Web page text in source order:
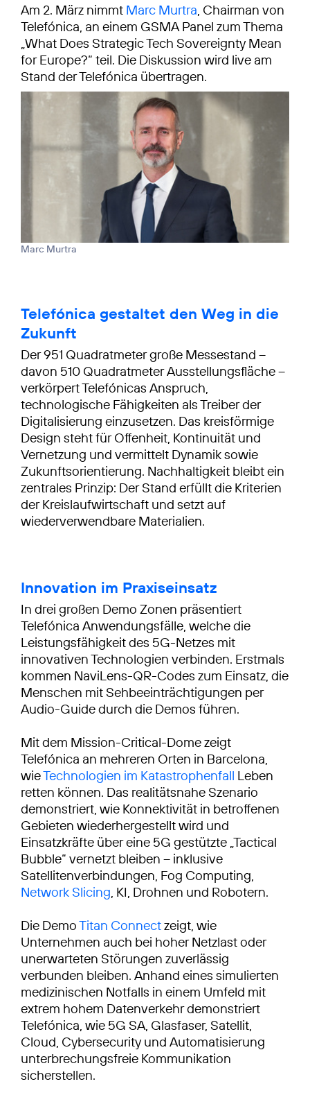
Am 2. März nimmt Marc Murtra , Chairman von
Telefónica, an einem GSMA Panel zum Thema
„What Does Strategic Tech Sovereignty Mean
for Europe?“ teil. Die Diskussion wird live am
Stand der Telefónica übertragen.
Marc Murtra
Telefónica gestaltet den Weg in die
Zukunft
Der 951 Quadratmeter große Messestand –
davon 510 Quadratmeter Ausstellungsfläche –
verkörpert Telefónicas Anspruch,
technologische Fähigkeiten als Treiber der
Digitalisierung einzusetzen. Das kreisförmige
Design steht für Offenheit, Kontinuität und
Vernetzung und vermittelt Dynamik sowie
Zukunftsorientierung. Nachhaltigkeit bleibt ein
zentrales Prinzip: Der Stand erfüllt die Kriterien
der Kreislaufwirtschaft und setzt auf
wiederverwendbare Materialien.
Innovation im Praxiseinsatz
In drei großen Demo Zonen präsentiert
Telefónica Anwendungsfälle, welche die
Leistungsfähigkeit des 5G-Netzes mit
innovativen Technologien verbinden. Erstmals
kommen NaviLens-QR-Codes zum Einsatz, die
Menschen mit Sehbeeinträchtigungen per
Audio-Guide durch die Demos führen.
Mit dem Mission-Critical-Dome zeigt
Telefónica an mehreren Orten in Barcelona,
wieTechnologien im Katastrophenfall Leben
retten können. Das realitätsnahe Szenario
demonstriert, wie Konnektivität in betroffenen
Gebieten wiederhergestellt wird und
Einsatzkräfte über eine 5G gestützte „Tactical
Bubble“ vernetzt bleiben – inklusive
Satellitenverbindungen, Fog Computing,
Network Slicing, KI, Drohnen und Robotern.
Die DemoTitan Connectzeigt, wie
Unternehmen auch bei hoher Netzlast oder
unerwarteten Störungen zuverlässig
verbunden bleiben. Anhand eines simulierten
medizinischen Notfalls in einem Umfeld mit
extrem hohem Datenverkehr demonstriert
Telefónica, wie 5G SA, Glasfaser, Satellit,
Cloud, Cybersecurity und Automatisierung
unterbrechungsfreie Kommunikation
sicherstellen.